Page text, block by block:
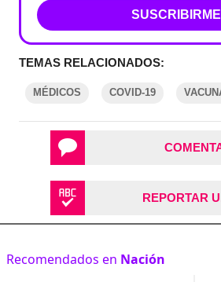
SUSCRIBIRME
TEMAS RELACIONADOS:
MÉDICOS COVID-19
REPORTAR
Recomendados en Nación